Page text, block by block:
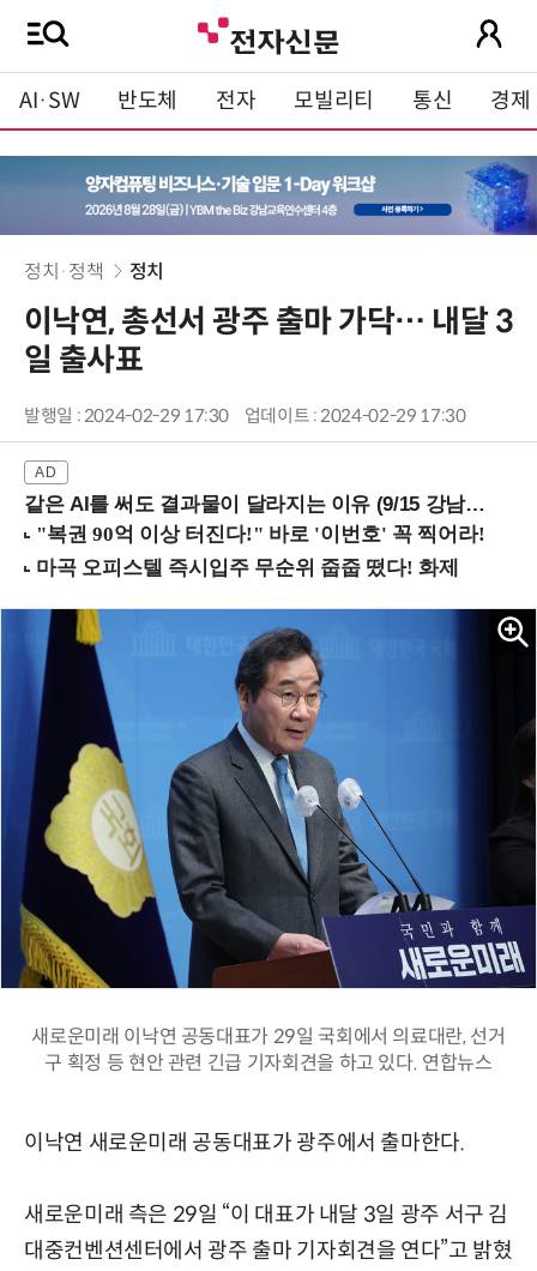
AI·SW 반도체 전자 모빌리티 통신 경제
정치·정책 정치
이낙연, 총선서 광주 출마 가닥… 내달 3
일 출사표
발행일 : 2024-02-29 17:30 업데이트 : 2024-02-29 17:30
같은 AI를 써도 결과물이 달라지는 이유 (9/15 강남역)
새로운미래 이낙연 공동대표가 29일 국회에서 의료대란, 선거
구 획정 등 현안 관련 긴급 기자회견을 하고 있다. 연합뉴스
이낙연 새로운미래 공동대표가 광주에서 출마한다.
새로운미래 측은 29일 “이 대표가 내달 3일 광주 서구 김
대중컨벤션센터에서 광주 출마 기자회견을 연다”고 밝혔